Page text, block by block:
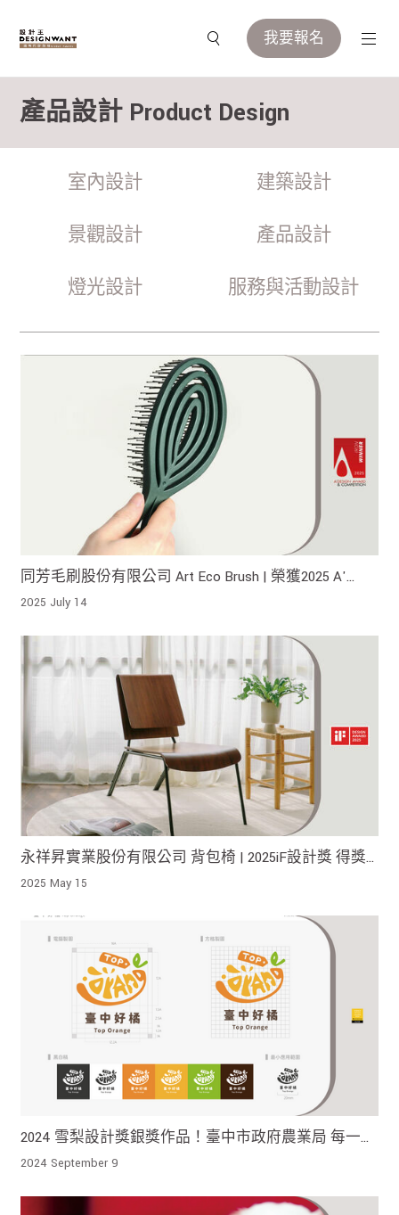
我要報名
產品設計 Product Design
室內設計 建築設計
景觀設計 產品設計
燈光設計 服務與活動設計
同芳毛刷股份有限公司 Art Eco Brush | 榮獲2025 A'
Design Award Iron Winner !
2025 July 14
永祥昇實業股份有限公司 背包椅 | 2025iF設計獎 得獎
作品！
2025 May 15
2024 雪梨設計獎銀獎作品！臺中市政府農業局 每一顆
橘子是味蕾上的甘甜 亦是臺中大地上的陽光凝結
2024 September 9